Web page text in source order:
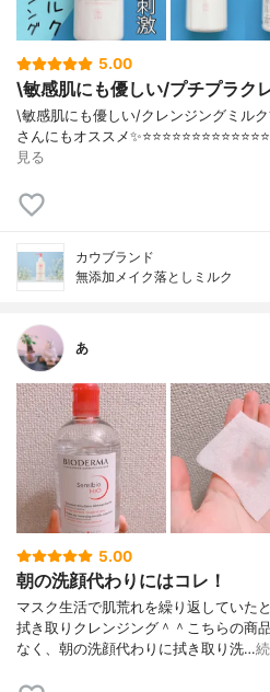
5.00
\敏感肌にも優しい/プチプラク
\敏感肌にも優しい/クレンジングミル
さんにもオススメ
見る
カウブランド
無添加メイク落としミルク
あ
5.00
朝の洗顔代わりにはコレ！
マスク生活で肌荒れを繰り返していた
拭き取りクレンジング＾＾こちらの商
なく、朝の洗顔代わりに拭き取り洗…